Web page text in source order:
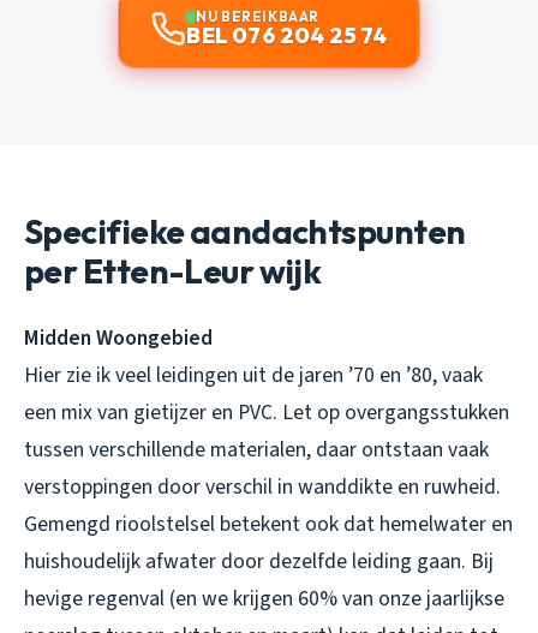
NU BEREIKBAAR
BEL 076 204 25 74
Specifieke aandachtspunten
per Etten-Leur wijk
Midden Woongebied
Hier zie ik veel leidingen uit de jaren ’70 en ’80, vaak
een mix van gietijzer en PVC. Let op overgangsstukken
tussen verschillende materialen, daar ontstaan vaak
verstoppingen door verschil in wanddikte en ruwheid.
Gemengd rioolstelsel betekent ook dat hemelwater en
huishoudelijk afwater door dezelfde leiding gaan. Bij
hevige regenval (en we krijgen 60% van onze jaarlijkse